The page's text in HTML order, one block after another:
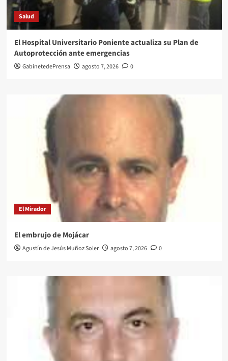
Salud
El Hospital Universitario Poniente actualiza su Plan de
Autoprotección ante emergencias
GabinetedePrensa agosto 7, 2026 0
El Mirador
El embrujo de Mojácar
Agustín de Jesús Muñoz Soler agosto 7, 2026 0